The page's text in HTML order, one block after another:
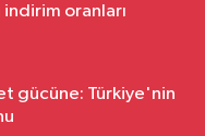
oranları
gücüne: Türkiye'nin